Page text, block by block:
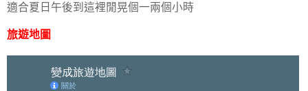
適合夏日午後到這裡閒晃個一兩個小時
旅遊地圖